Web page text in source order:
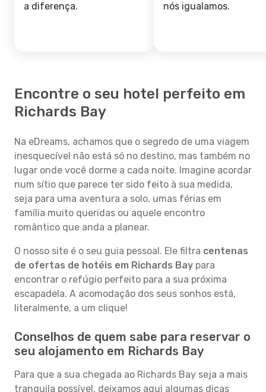
a diferença.
nós igualamos.
Encontre o seu hotel perfeito em
Richards Bay
Na eDreams, achamos que o segredo de uma viagem
inesquecível não está só no destino, mas também no
lugar onde você dorme a cada noite. Imagine acordar
num sítio que parece ter sido feito à sua medida,
seja para uma aventura a solo, umas férias em
família muito queridas ou aquele encontro
romântico que anda a planear.
O nosso site é o seu guia pessoal. Ele filtra centenas
de ofertas de hotéis em Richards Bay para
encontrar o refúgio perfeito para a sua próxima
escapadela. A acomodação dos seus sonhos está,
literalmente, a um clique!
Conselhos de quem sabe para reservar o
seu alojamento em Richards Bay
Para que a sua chegada ao Richards Bay seja a mais
tranquila possível, deixamos aqui algumas dicas